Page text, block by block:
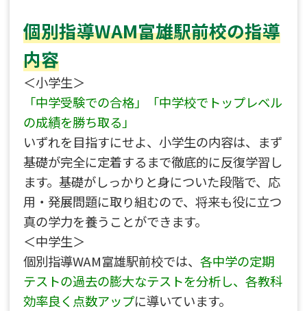
個別指導WAM富雄駅前校の指導
内容
＜小学生＞
「中学受験での合格」「中学校でトップレベル
の成績を勝ち取る」
いずれを目指すにせよ、小学生の内容は、まず
基礎が完全に定着するまで徹底的に反復学習し
ます。基礎がしっかりと身についた段階で、応
用・発展問題に取り組むので、将来も役に立つ
真の学力を養うことができます。
＜中学生＞
個別指導WAM富雄駅前校では、 各中学の定期
テストの過去の膨大なテストを分析し、各教科
効率良く点数アップに導いています。